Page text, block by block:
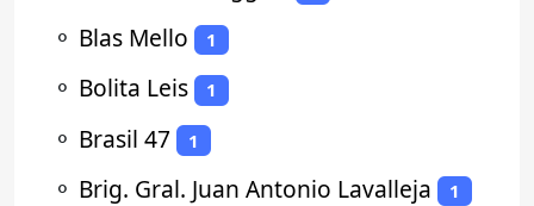
⚬ Blas Mello 1
⚬ Bolita Leis 1
⚬ Brasil 47 1
⚬ Brig. Gral. Juan Antonio Lavalleja 1